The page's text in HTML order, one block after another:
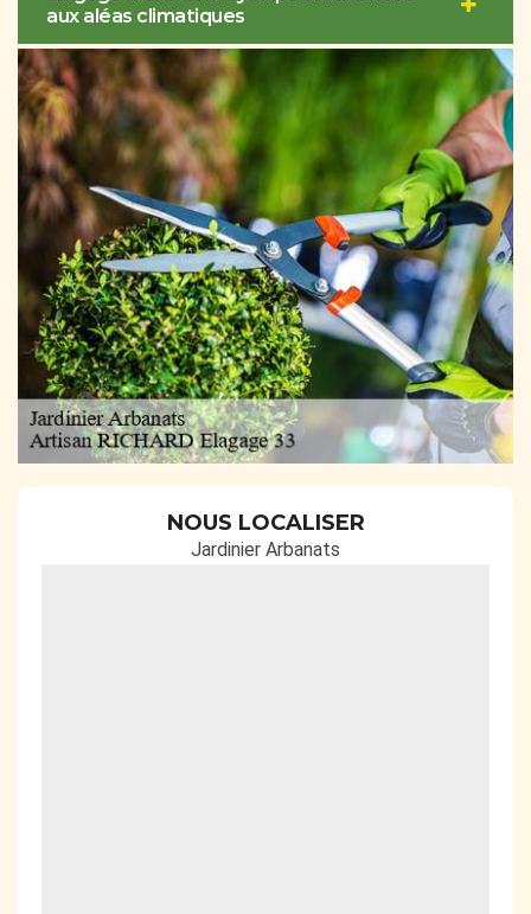
aux aléas climatiques
NOUS LOCALISER
Jardinier Arbanats